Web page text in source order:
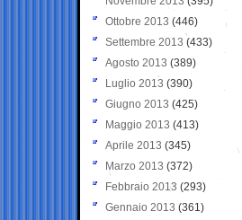
Ottobre 2013 (446)
Settembre 2013 (433)
Agosto 2013 (389)
Luglio 2013 (390)
Giugno 2013 (425)
Maggio 2013 (413)
Aprile 2013 (345)
Marzo 2013 (372)
Febbraio 2013 (293)
Gennaio 2013 (361)